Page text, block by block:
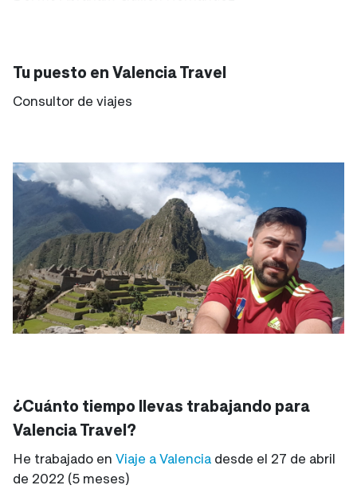
Tu puesto en Valencia Travel
Consultor de viajes
¿Cuánto tiempo llevas trabajando para
Valencia Travel?
He trabajado en Viaje a Valencia desde el 27 de abril
de 2022 (5 meses)